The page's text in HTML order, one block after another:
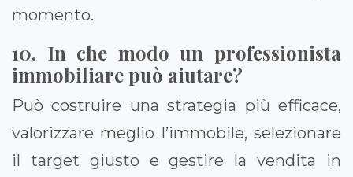
momento.
10. In che modo un professionista
immobiliare può aiutare?
Può costruire una strategia più efficace,
valorizzare meglio l’immobile, selezionare
il target giusto e gestire la vendita in